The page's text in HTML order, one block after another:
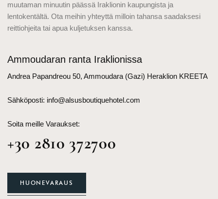
muutaman minuutin päässä Iraklionin kaupungista ja
lentokentältä. Ota meihin yhteyttä milloin tahansa saadaksesi
reittiohjeita tai apua kuljetuksen kanssa.
Ammoudaran ranta Iraklionissa
Andrea Papandreou 50, Ammoudara (Gazi) Heraklion KREETA
Sähköposti: info@alsusboutiquehotel.com
Soita meille Varaukset:
+30 2810 372700
HUONEVARAUS